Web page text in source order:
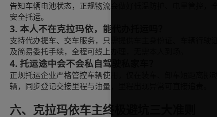
告知车辆电池状态，正规物流会做好低温防护、电量管控，
安全托运。
3. 本人不在克拉玛依，能代办托运吗？
支持代办提车、交车服务，只需提供车主身份证、车辆行驶
及简易委托手续，全程可线上办理，无需本人到场。
4. 托运途中会不会私自驾驶私家车？
正规托运企业严格管控车辆使用，仅在装车、卸车短距离挪
辆，同步登记交接里程与油量，里程出现异常可直接追责。
六、克拉玛依车主终极避坑三大准则